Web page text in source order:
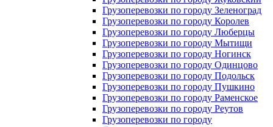
Грузоперевозки по городу Зеленоград
Грузоперевозки по городу Королев
Грузоперевозки по городу Люберцы
Грузоперевозки по городу Мытищи
Грузоперевозки по городу Ногинск
Грузоперевозки по городу Одинцово
Грузоперевозки по городу Подольск
Грузоперевозки по городу Пушкино
Грузоперевозки по городу Раменское
Грузоперевозки по городу Реутов
Грузоперевозки по городу